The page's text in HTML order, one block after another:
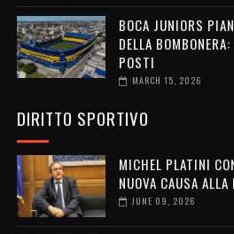
BOCA JUNIORS
DELLA
POSTI
MARCH 15, 2026
DIRITTO SPORTIVO
MICHEL PLATINI
NUOVA CAUSA ALLA
JUNE 09, 2026